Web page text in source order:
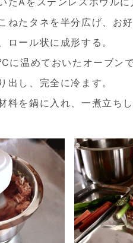
ねたタネを半分広げ、お
ロール状に成形する。
温めておいたオーブン
出し、完全に冷ます。
料を鍋に入れ、一煮立ちし